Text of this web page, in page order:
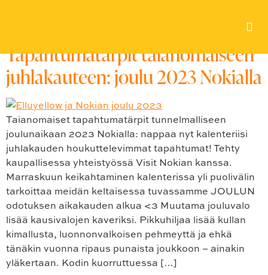
Tapahtumatärpit taianomaiseen
juhlakauteen: joulu 2023 Nokialla
Taianomaiset tapahtumatärpit tunnelmalliseen
joulunaikaan 2023 Nokialla: nappaa nyt kalenteriisi
juhlakauden houkuttelevimmat tapahtumat! Tehty
kaupallisessa yhteistyössä Visit Nokian kanssa.
Marraskuun keikahtaminen kalenterissa yli puolivälin
tarkoittaa meidän keltaisessa tuvassamme JOULUN
odotuksen aikakauden alkua <3 Muutama jouluvalo
lisää kausivalojen kaveriksi. Pikkuhiljaa lisää kullan
kimallusta, luonnonvalkoisen pehmeyttä ja ehkä
tänäkin vuonna ripaus punaista joukkoon – ainakin
yläkertaan. Kodin kuorruttuessa […]